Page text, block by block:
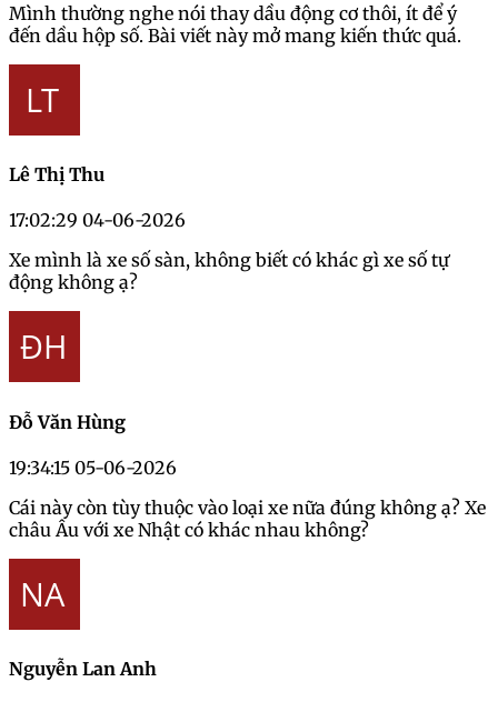
Mình thường nghe nói thay dầu động cơ thôi, ít để ý
đến dầu hộp số. Bài viết này mở mang kiến thức quá.
Lê Thị Thu
17:02:29 04-06-2026
Xe mình là xe số sàn, không biết có khác gì xe số tự
động không ạ?
Đỗ Văn Hùng
19:34:15 05-06-2026
Cái này còn tùy thuộc vào loại xe nữa đúng không ạ? Xe
châu Âu với xe Nhật có khác nhau không?
Nguyễn Lan Anh